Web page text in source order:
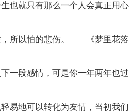
也就只有那么一个人会真正用心
，所以怕的悲伤。——《梦里花落
一段感情，可是你一年两年也过
易地可以转化为友情，当初我们